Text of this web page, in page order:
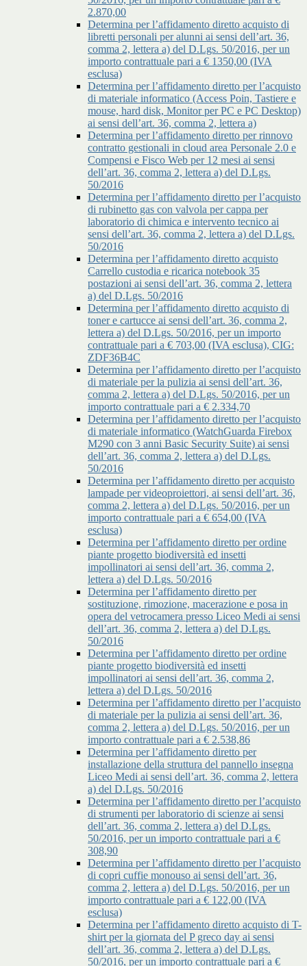
2.870,00
Determina per l’affidamento diretto acquisto di
libretti personali per alunni ai sensi dell’art. 36,
comma 2, lettera a) del D.Lgs. 50/2016, per un
importo contrattuale pari a € 1350,00 (IVA
esclusa)
Determina per l’affidamento diretto per l’acquisto
di materiale informatico (Access Poin, Tastiere e
mouse, hard disk, Monitor per PC e PC Desktop)
ai sensi dell’art. 36, comma 2, lettera a)
Determina per l’affidamento diretto per rinnovo
contratto gestionali in cloud area Personale 2.0 e
Compensi e Fisco Web per 12 mesi ai sensi
dell’art. 36, comma 2, lettera a) del D.Lgs.
50/2016
Determina per l’affidamento diretto per l’acquisto
di rubinetto gas con valvola per cappa per
laboratorio di chimica e intervento tecnico ai
sensi dell’art. 36, comma 2, lettera a) del D.Lgs.
50/2016
Determina per l’affidamento diretto acquisto
Carrello custodia e ricarica notebook 35
postazioni ai sensi dell’art. 36, comma 2, lettera
a) del D.Lgs. 50/2016
Determina per l’affidamento diretto acquisto di
toner e cartucce ai sensi dell’art. 36, comma 2,
lettera a) del D.Lgs. 50/2016, per un importo
contrattuale pari a € 703,00 (IVA esclusa), CIG:
ZDF36B4C
Determina per l’affidamento diretto per l’acquisto
di materiale per la pulizia ai sensi dell’art. 36,
comma 2, lettera a) del D.Lgs. 50/2016, per un
importo contrattuale pari a € 2.334,70
Determina per l’affidamento diretto per l’acquisto
di materiale informatico (WatchGuarda Firebox
M290 con 3 anni Basic Security Suite) ai sensi
dell’art. 36, comma 2, lettera a) del D.Lgs.
50/2016
Determina per l’affidamento diretto per acquisto
lampade per videoproiettori, ai sensi dell’art. 36,
comma 2, lettera a) del D.Lgs. 50/2016, per un
importo contrattuale pari a € 654,00 (IVA
esclusa)
Determina per l’affidamento diretto per ordine
piante progetto biodiversità ed insetti
impollinatori ai sensi dell’art. 36, comma 2,
lettera a) del D.Lgs. 50/2016
Determina per l’affidamento diretto per
sostituzione, rimozione, macerazione e posa in
opera del vetrocamera presso Liceo Medi ai sensi
dell’art. 36, comma 2, lettera a) del D.Lgs.
50/2016
Determina per l’affidamento diretto per ordine
piante progetto biodiversità ed insetti
impollinatori ai sensi dell’art. 36, comma 2,
lettera a) del D.Lgs. 50/2016
Determina per l’affidamento diretto per l’acquisto
di materiale per la pulizia ai sensi dell’art. 36,
comma 2, lettera a) del D.Lgs. 50/2016, per un
importo contrattuale pari a € 2.538,86
Determina per l’affidamento diretto per
installazione della struttura del pannello insegna
Liceo Medi ai sensi dell’art. 36, comma 2, lettera
a) del D.Lgs. 50/2016
Determina per l’affidamento diretto per l’acquisto
di strumenti per laboratorio di scienze ai sensi
dell’art. 36, comma 2, lettera a) del D.Lgs.
50/2016, per un importo contrattuale pari a €
308,90
Determina per l’affidamento diretto per l’acquisto
di copri cuffie monouso ai sensi dell’art. 36,
comma 2, lettera a) del D.Lgs. 50/2016, per un
importo contrattuale pari a € 122,00 (IVA
esclusa)
Determina per l’affidamento diretto acquisto di T-
shirt per la giornata del P greco day ai sensi
dell’art. 36, comma 2, lettera a) del D.Lgs.
50/2016, per un importo contrattuale pari a €